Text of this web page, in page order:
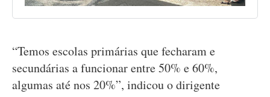
“Temos escolas primárias que fecharam e
secundárias a funcionar entre 50% e 60%,
algumas até nos 20%”, indicou o dirigente